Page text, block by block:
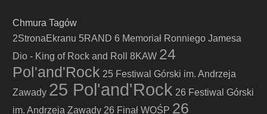
Chmura Tagów
2StronaEkranu 5RAND 6 Memoriał Ronniego Jamesa
Dio - King of Rock and Roll
8KAW 24
Pol'and'Rock 25 Festiwal Górski im. Andrzeja
Zawady 25 Pol'and'Rock 26 Festiwal Górski
im. Andrzeja Zawady 26 Finał WOŚP 26